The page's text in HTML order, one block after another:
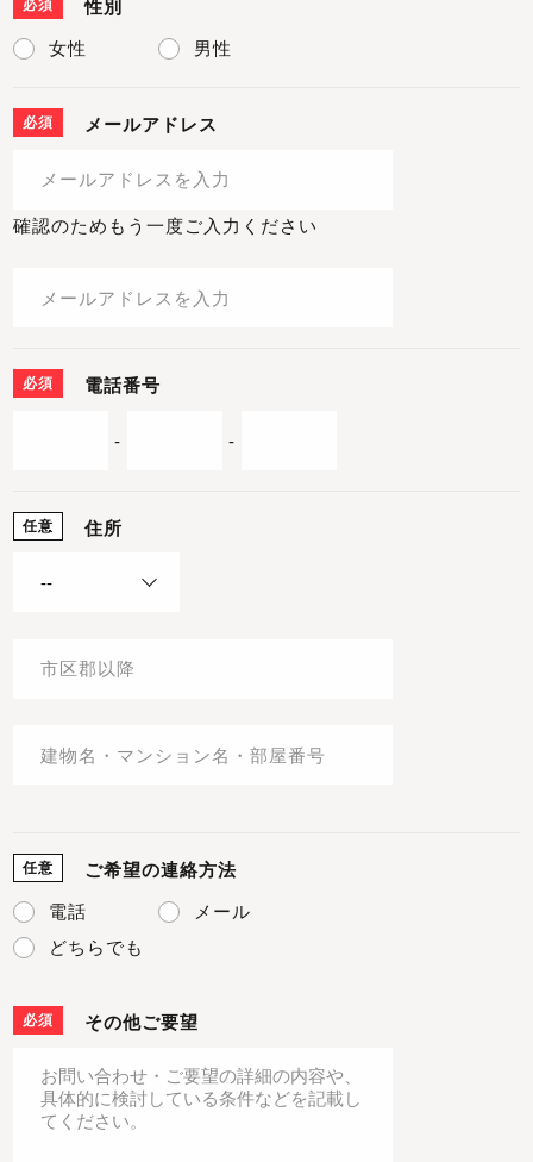
必須 性別
女性 男性
必須 メールアドレス
確認のためもう一度ご入力ください
必須 電話番号
- -
任意 住所
任意 ご希望の連絡方法
電話
メール
どちらでも
必須 その他ご要望